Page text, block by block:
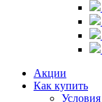
Акции
Как купить